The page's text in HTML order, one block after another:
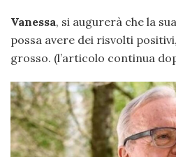
Vanessa, si augurerà che la
possa avere dei risvolti
grosso. (l’articolo continua